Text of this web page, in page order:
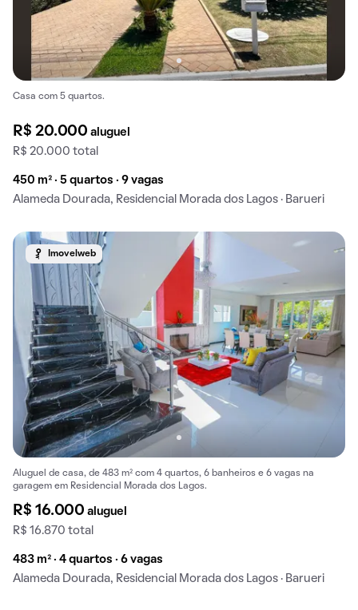
Casa com 5 quartos.
R$ 20.000aluguel
R$ 20.000 total
450 m² · 5 quartos · 9 vagas
Alameda Dourada, Residencial Morada dos Lagos · Barueri
Imovelweb
Aluguel de casa, de 483 m² com 4 quartos, 6 banheiros e 6 vagas na
garagem em Residencial Morada dos Lagos.
R$ 16.000aluguel
R$ 16.870 total
483 m² · 4 quartos · 6 vagas
Alameda Dourada, Residencial Morada dos Lagos · Barueri